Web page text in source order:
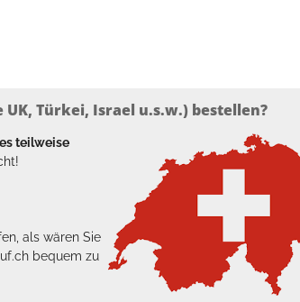
Türkei, Israel u.s.w.) bestellen?
teilweise
als wären Sie
bequem zu